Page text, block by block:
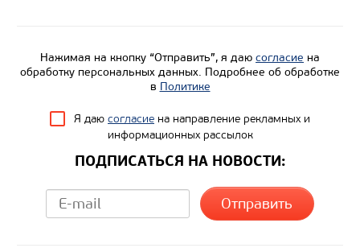
Нажимая на кнопку “Отправить”, я даю согласие на
обработку персональных данных. Подробнее об обработке
в Политике
Я даю согласие на направление рекламных и
информационных рассылок
ПОДПИСАТЬСЯ НА НОВОСТИ: